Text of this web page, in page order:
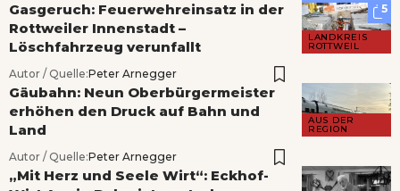
5
LANDKREIS
ROTTWEIL
Gasgeruch: Feuerwehreinsatz in der
Rottweiler Innenstadt –
Löschfahrzeug verunfallt
Autor / Quelle:Peter Arnegger
AUS DER
REGION
Gäubahn: Neun Oberbürgermeister
erhöhen den Druck auf Bahn und
Land
Autor / Quelle:Peter Arnegger
„Mit Herz und Seele Wirt“: Eckhof-